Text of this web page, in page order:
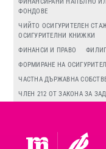
ФОНДОВЕ
ЧИЙТО ОСИГУРИТЕЛЕН
ОСИГУРИТЕЛНИ КНИЖКИ
ФИНАНСИ И ПРАВО
ФОРМИРАНЕ НА
ЧАСТНА ДЪРЖАВНА
ЧЛЕН 212 ОТ ЗАКОНА ЗА